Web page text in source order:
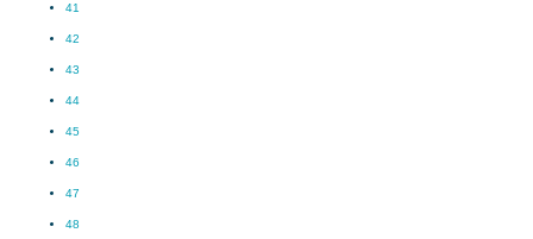
41
42
43
44
45
46
47
48